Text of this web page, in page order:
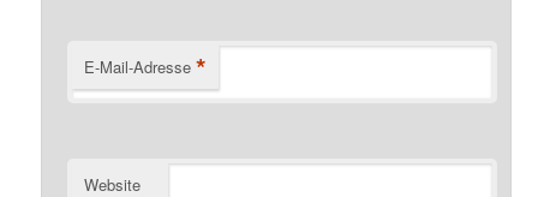
E-Mail-Adresse *
Website